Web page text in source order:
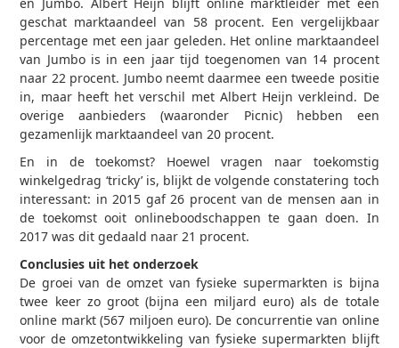
geschat marktaandeel van 58 procent. Een vergelijkbaar
percentage met een jaar geleden. Het online marktaandeel
van Jumbo is in een jaar tijd toegenomen van 14 procent
naar 22 procent. Jumbo neemt daarmee een tweede positie
in, maar heeft het verschil met Albert Heijn verkleind. De
overige aanbieders (waaronder Picnic) hebben een
gezamenlijk marktaandeel van 20 procent.
En in de toekomst? Hoewel vragen naar toekomstig
winkelgedrag ‘tricky’ is, blijkt de volgende constatering toch
interessant: in 2015 gaf 26 procent van de mensen aan in
de toekomst ooit onlineboodschappen te gaan doen. In
2017 was dit gedaald naar 21 procent.
Conclusies uit het onderzoek
De groei van de omzet van fysieke supermarkten is bijna
twee keer zo groot (bijna een miljard euro) als de totale
online markt (567 miljoen euro). De concurrentie van online
voor de omzetontwikkeling van fysieke supermarkten blijft